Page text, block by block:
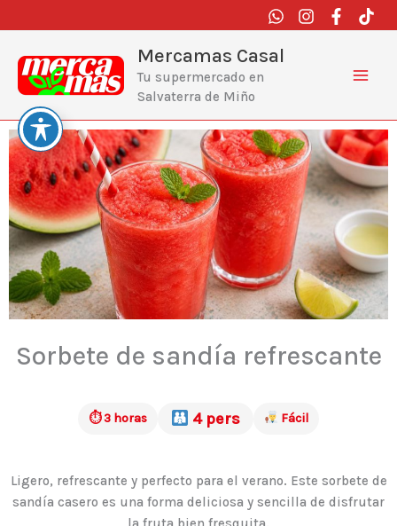
al
contenido
Mercamas Casal
Tu supermercado en
Salvaterra de Miño
Sorbete de sandía refrescante
⏱ 3 horas 4 pers Fácil
Ligero, refrescante y perfecto para el verano. Este sorbete de
sandía casero es una forma deliciosa y sencilla de disfrutar